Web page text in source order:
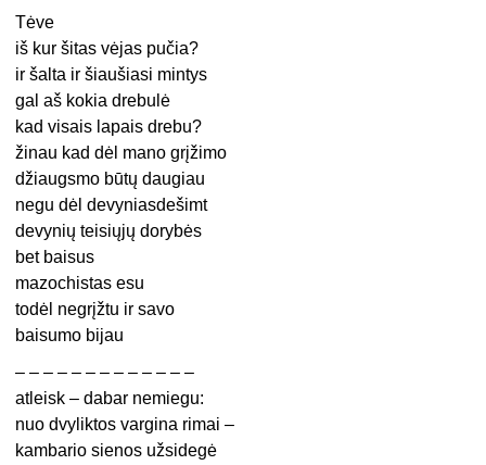
Tėve
iš kur šitas vėjas pučia?
ir šalta ir šiaušiasi mintys
gal aš kokia drebulė
kad visais lapais drebu?
žinau kad dėl mano grįžimo
džiaugsmo būtų daugiau
negu dėl devyniasdešimt
devynių teisiųjų dorybės
bet baisus
mazochistas esu
todėl negrįžtu ir savo
baisumo bijau
– – – – – – – – – – – – –
atleisk – dabar nemiegu:
nuo dvyliktos vargina rimai –
kambario sienos užsidegė